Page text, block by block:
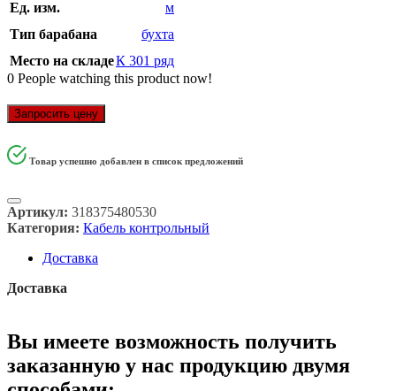
Ед. изм.
м
Тип барабана
бухта
Место на складеК 301 ряд
0 People watching this product now!
Запросить цену
Товар успешно добавлен в список предложений
Артикул: 318375480530
Категория: Кабель контрольный
Доставка
Доставка
Вы имеете возможность получить
заказанную у нас продукцию двумя